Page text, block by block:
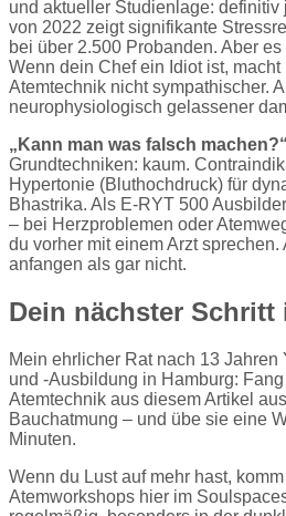
und aktueller Studienlage:
von 2022 zeigt signifikante
bei über 2.500 Probanden. Aber
Wenn dein Chef ein Idiot ist,
Atemtechnik nicht sympathischer.
neurophysiologisch gelassener
„Kann man was falsch machen?“
Grundtechniken: kaum.
Hypertonie (Bluthochdruck) für
Bhastrika. Als E-RYT 500
– bei Herzproblemen oder
du vorher mit einem Arzt
anfangen als gar nicht.
Dein nächster Schritt
Mein ehrlicher Rat nach 13 Jahren
und -Ausbildung in Hamburg:
Atemtechnik aus diesem Artikel
Bauchatmung – und übe sie eine
Minuten.
Wenn du Lust auf mehr hast,
Atemworkshops hier im